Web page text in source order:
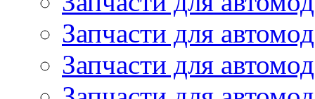
Запчасти для
Запчасти для